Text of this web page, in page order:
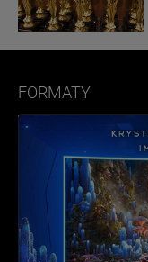
FORMATY